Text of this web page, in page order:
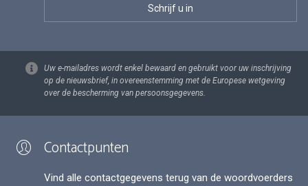
Uw e-mailadres wordt enkel bewaard en gebruikt voor uw inschrijving
op de nieuwsbrief, in overeenstemming met de Europese wetgeving
over de bescherming van persoonsgegevens.
Contactpunten
Vind alle contactgegevens terug van de woordvoerders